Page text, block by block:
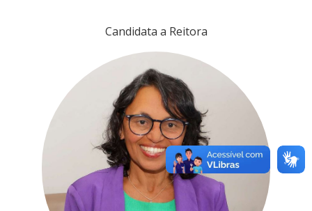
Candidata a Reitora